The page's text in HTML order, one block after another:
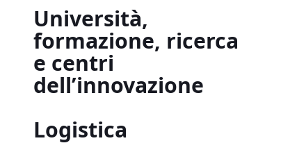
Università,
formazione, ricerca
e centri
dell’innovazione
Logistica